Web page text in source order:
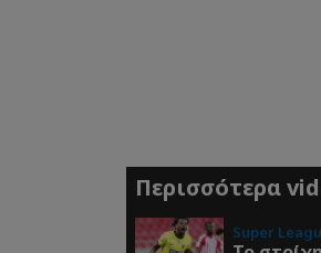
Περισσότερα
Super